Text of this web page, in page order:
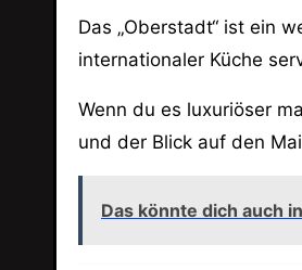
Das „Oberstadt“ ist ein
internationaler Küche
Wenn du es luxuriöser
und der Blick auf den
Das könnte dich auch